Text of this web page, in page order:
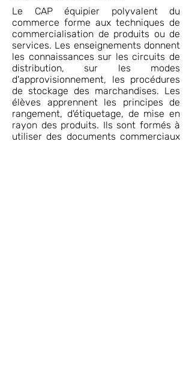
Le CAP équipier polyvalent du
commerce forme aux techniques de
commercialisation de produits ou de
services. Les enseignements donnent
les connaissances sur les circuits de
distribution, sur les modes
d'approvisionnement, les procédures
de stockage des marchandises. Les
élèves apprennent les principes de
rangement, d'étiquetage, de mise en
rayon des produits. Ils sont formés à
utiliser des documents commerciaux